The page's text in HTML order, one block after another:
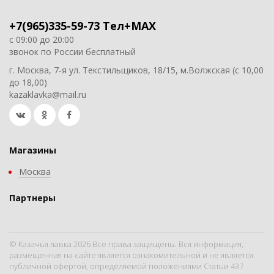
+7(965)335-59-73 Тел+MAX
с 09:00 до 20:00
звонок по России бесплатный
г. Москва, 7-я ул. Текстильщиков, 18/15, м.Волжская (с 10,00
до 18,00)
kazaklavka@mail.ru
Магазины
Москва
Партнеры
© Казачья лавка 2026 Все права защищены. Вся информация,
размещенная на сайте является ознакомительной и не является
публичной офертой, определяемой положениями Статьи 437